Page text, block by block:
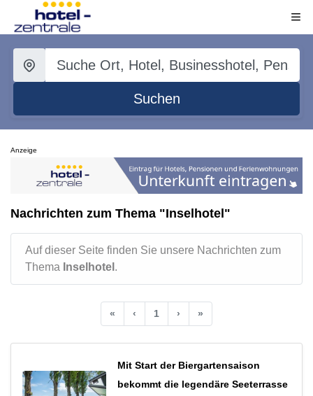
Suchen
Anzeige
Nachrichten zum Thema "Inselhotel"
Auf dieser Seite finden Sie unsere Nachrichten zum
Thema Inselhotel .
« ‹ 1 › »
Mit Start der Biergartensaison
bekommt die legendäre Seeterrasse